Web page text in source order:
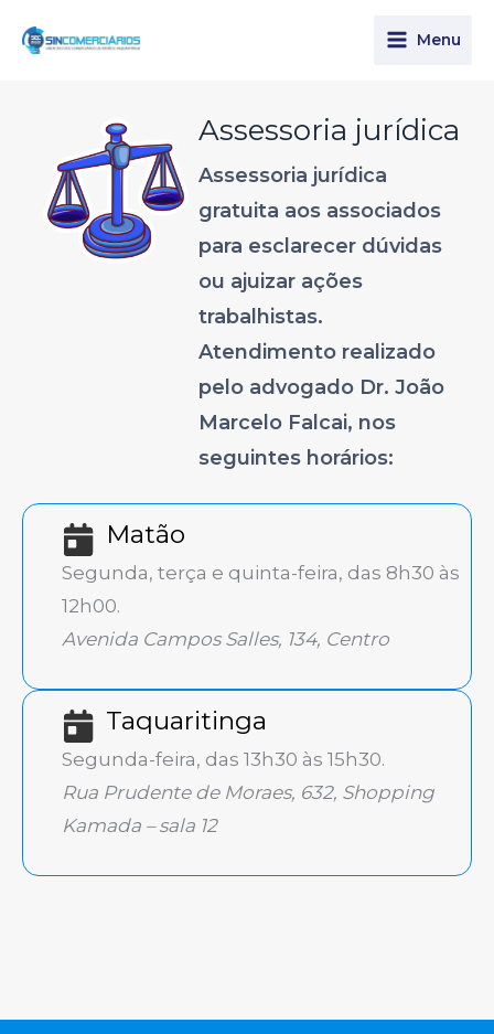
para
Menu
Assessoria jurídica
Assessoria jurídica
gratuita aos associados
para esclarecer dúvidas
ou ajuizar ações
trabalhistas.
Atendimento realizado
pelo advogado Dr. João
Marcelo Falcai, nos
seguintes horários:
Matão
Segunda, terça e quinta-feira, das 8h30 às
12h00.
Avenida Campos Salles, 134, Centro
Taquaritinga
Segunda-feira, das 13h30 às 15h30.
Rua Prudente de Moraes, 632, Shopping
Kamada – sala 12